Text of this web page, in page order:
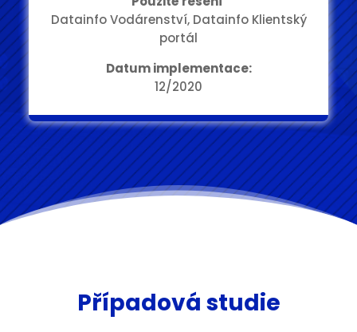
Datainfo Vodárenství, Datainfo Klientský
portál
Datum implementace:
12/2020
Případová studie